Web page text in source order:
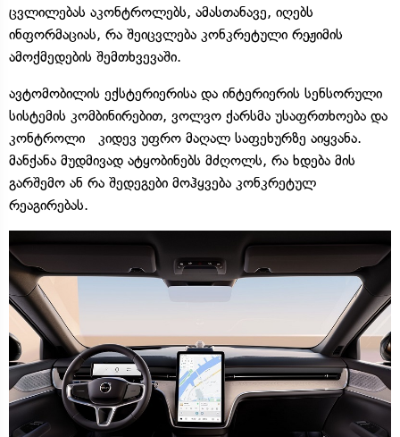
ცვლილებას აკონტროლებს, ამასთანავე, იღებს
ინფორმაციას, რა შეიცვლება კონკრეტული რეჟიმის
ამოქმედების შემთხვევაში.
ავტომობილის ექსტერიერისა და ინტერიერის სენსორული
სისტემის კომბინირებით, ვოლვო ქარსმა უსაფრთხოება და
კონტროლი კიდევ უფრო მაღალ საფეხურზე აიყვანა.
მანქანა მუდმივად ატყობინებს მძღოლს, რა ხდება მის
გარშემო ან რა შედეგები მოჰყვება კონკრეტულ
რეაგირებას.